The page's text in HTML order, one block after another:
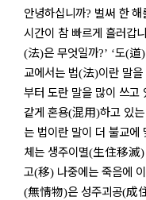
안녕하십니까? 벌써 한
시간이 참 빠르게 흘러갑
(法)은 무엇일까?’ ‘도(道)
교에서는 법(法)이란 말
부터 도란 말을 많이 쓰고
같게 혼용(混用)하고 있
는 법이란 말이 더 불교에
체는 생주이멸(生住移滅)
고(移) 나중에는 죽음에
(無情物)은 성주괴공(成